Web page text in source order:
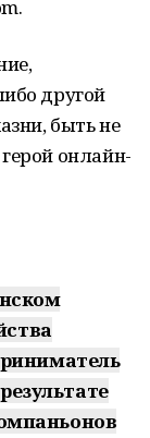
.
другой
быть не
онлайн-